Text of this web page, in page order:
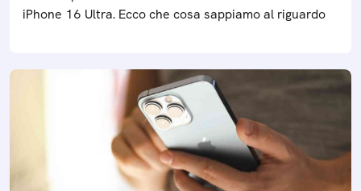
iPhone 16 Ultra. Ecco che cosa sappiamo al riguardo